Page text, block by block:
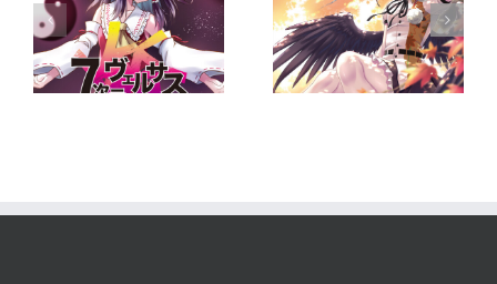
紅月嵐壊-
AKATUKI
RANKAI-
東方 Compilation
CD-BOOK 萃星霜
参｜メロンブック
ス